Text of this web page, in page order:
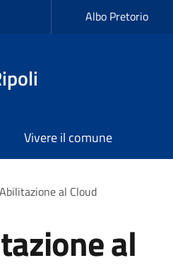
Albo Pretorio
Vivere il comune
al Cloud
al